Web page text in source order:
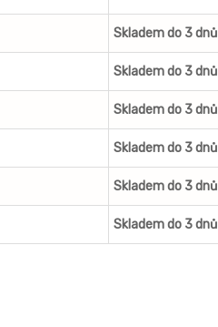
Skladem do 3 dnů
Skladem do 3 dnů
Skladem do 3 dnů
Skladem do 3 dnů
Skladem do 3 dnů
Skladem do 3 dnů